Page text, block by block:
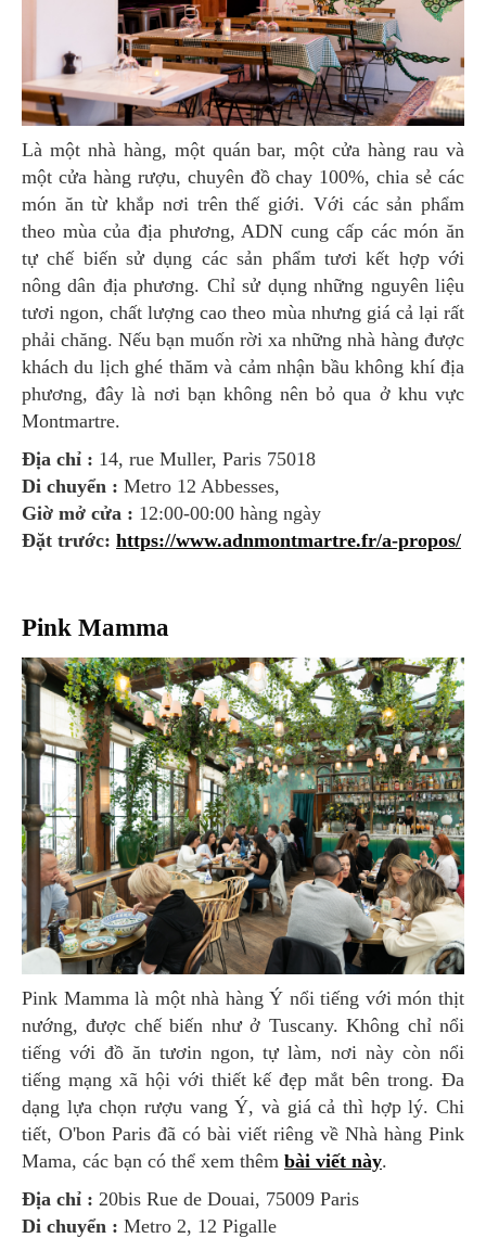
Là một nhà hàng, một quán bar, một cửa hàng rau và
một cửa hàng rượu, chuyên đồ chay 100%, chia sẻ các
món ăn từ khắp nơi trên thế giới. Với các sản phẩm
theo mùa của địa phương, ADN cung cấp các món ăn
tự chế biến sử dụng các sản phẩm tươi kết hợp với
nông dân địa phương. Chỉ sử dụng những nguyên liệu
tươi ngon, chất lượng cao theo mùa nhưng giá cả lại rất
phải chăng. Nếu bạn muốn rời xa những nhà hàng được
khách du lịch ghé thăm và cảm nhận bầu không khí địa
phương, đây là nơi bạn không nên bỏ qua ở khu vực
Montmartre.
Địa chỉ : 14, rue Muller, Paris 75018
Di chuyển : Metro 12 Abbesses,
Giờ mở cửa : 12:00-00:00 hàng ngày
Đặt trước: https://www.adnmontmartre.fr/a-propos/
Pink Mamma
Pink Mamma là một nhà hàng Ý nổi tiếng với món thịt
nướng, được chế biến như ở Tuscany. Không chỉ nổi
tiếng với đồ ăn tươin ngon, tự làm, nơi này còn nổi
tiếng mạng xã hội với thiết kế đẹp mắt bên trong. Đa
dạng lựa chọn rượu vang Ý, và giá cả thì hợp lý. Chi
tiết, O'bon Paris đã có bài viết riêng về Nhà hàng Pink
Mama, các bạn có thể xem thêm bài viết này.
Địa chỉ : 20bis Rue de Douai, 75009 Paris
Di chuyển : Metro 2, 12 Pigalle